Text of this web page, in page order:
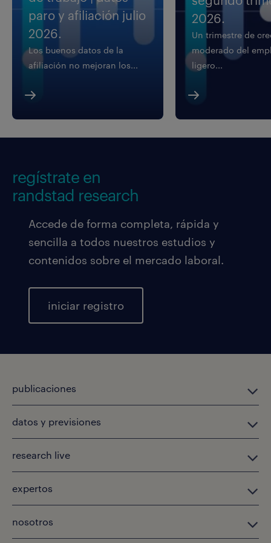
paro y afiliación julio
2026.
Los buenos datos de la
afiliación no mejoran los...
2026.
Un trimestre de
moderado del
ligero...
regístrate en
randstad research
Accede de forma completa, rápida y
sencilla a todos nuestros estudios y
contenidos sobre el mercado laboral.
iniciar registro
publicaciones
datos y previsiones
research live
expertos
nosotros